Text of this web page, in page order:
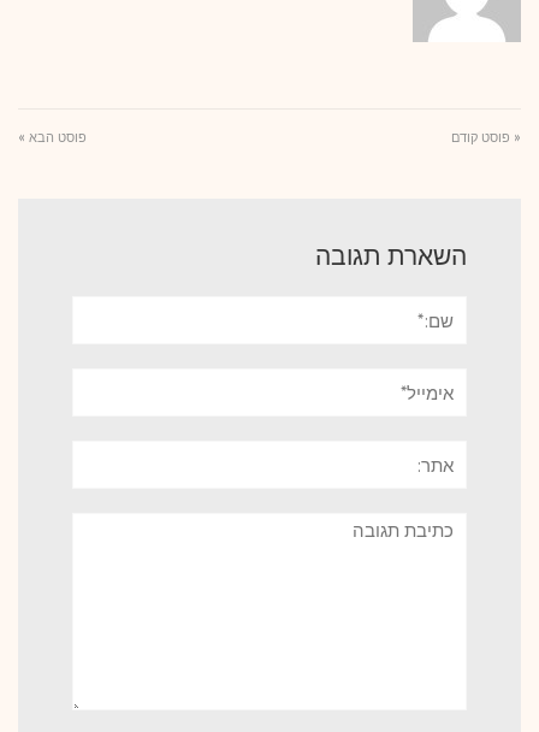
« פוסט קודם פוסט הבא »
השארת תגובה
תגובה